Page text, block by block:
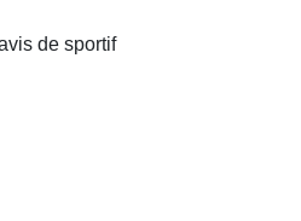
de sportif